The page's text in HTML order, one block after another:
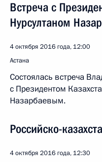
Встреча с
Нурсултаном
4 октября 2016 года, 12:00
Астана
Состоялась встреча
с Президентом
Назарбаевым.
Российско-
4 октября 2016 года, 12:30